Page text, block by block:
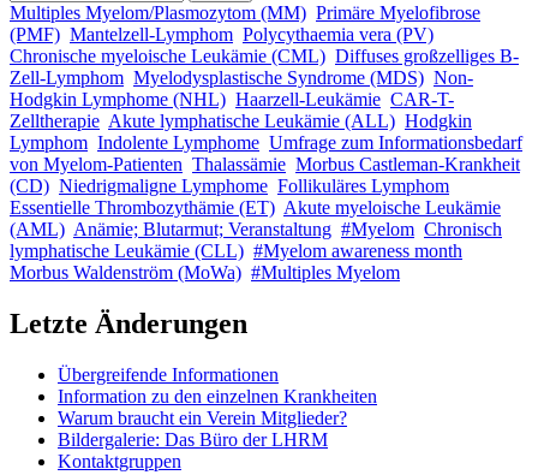
Suchformular
Multiples Myelom/Plasmozytom (MM) Primäre Myelofibrose
(PMF) Mantelzell-Lymphom Polycythaemia vera (PV)
Chronische myeloische Leukämie (CML) Diffuses großzelliges B-
Zell-Lymphom Myelodysplastische Syndrome (MDS) Non-
Hodgkin Lymphome (NHL) Haarzell-Leukämie CAR-T-
Zelltherapie Akute lymphatische Leukämie (ALL) Hodgkin
Lymphom Indolente Lymphome Umfrage zum Informationsbedarf
von Myelom-Patienten Thalassämie Morbus Castleman-Krankheit
(CD) Niedrigmaligne Lymphome Follikuläres Lymphom
Essentielle Thrombozythämie (ET) Akute myeloische Leukämie
(AML) Anämie; Blutarmut; Veranstaltung #Myelom Chronisch
lymphatische Leukämie (CLL) #Myelom awareness month
Morbus Waldenström (MoWa) #Multiples Myelom
Letzte Änderungen
Übergreifende Informationen
Information zu den einzelnen Krankheiten
Warum braucht ein Verein Mitglieder?
Bildergalerie: Das Büro der LHRM
Kontaktgruppen